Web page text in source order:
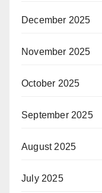
December 2025
November 2025
October 2025
September 2025
August 2025
July 2025